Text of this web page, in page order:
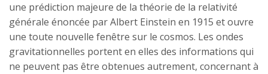
une prédiction majeure de la théorie de la relativité
générale énoncée par Albert Einstein en 1915 et ouvre
une toute nouvelle fenêtre sur le cosmos. Les ondes
gravitationnelles portent en elles des informations qui
ne peuvent pas être obtenues autrement, concernant à